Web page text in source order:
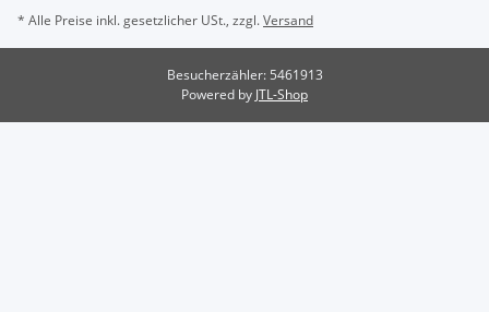
* Alle Preise inkl. gesetzlicher USt., zzgl.Versand
Besucherzähler: 5461913
Powered by JTL-Shop